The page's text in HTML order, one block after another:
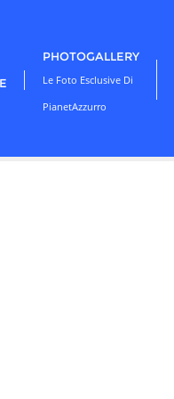
PHOTOGALLERY
Le Foto Esclusive Di
PianetAzzurro